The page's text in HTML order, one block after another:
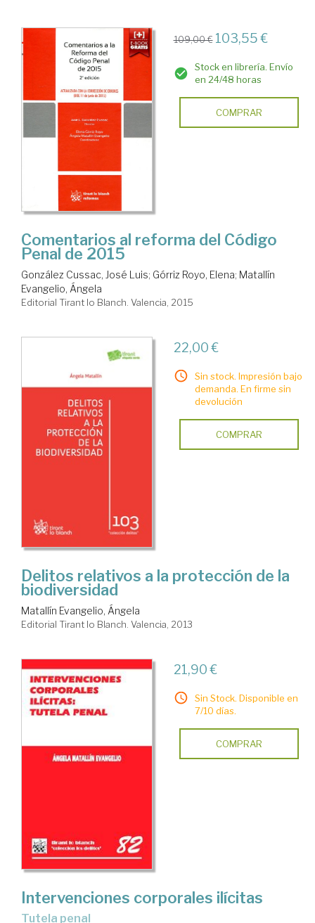
109,00 € 103,55 €
Stock en librería. Envío
en 24/48 horas
COMPRAR
Comentarios al reforma del Código
Penal de 2015
González Cussac, José Luis; Górriz Royo, Elena; Matallín
Evangelio, Ángela
Editorial Tirant lo Blanch. Valencia, 2015
22,00 €
Sin stock. Impresión bajo
demanda. En firme sin
devolución
COMPRAR
Delitos relativos a la protección de la
biodiversidad
Matallín Evangelio, Ángela
Editorial Tirant lo Blanch. Valencia, 2013
21,90 €
Sin Stock. Disponible en
7/10 días.
COMPRAR
Intervenciones corporales ilícitas
tutela penal